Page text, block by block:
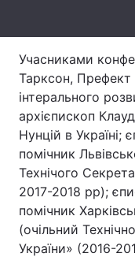
Тема оформлення
Учасниками
Тарксон, Префект
інтерального
архієпископ
Нунцій в Україні;
помічник
Технічого
2017-2018 рр);
помічник
(очільний
України» (2016-